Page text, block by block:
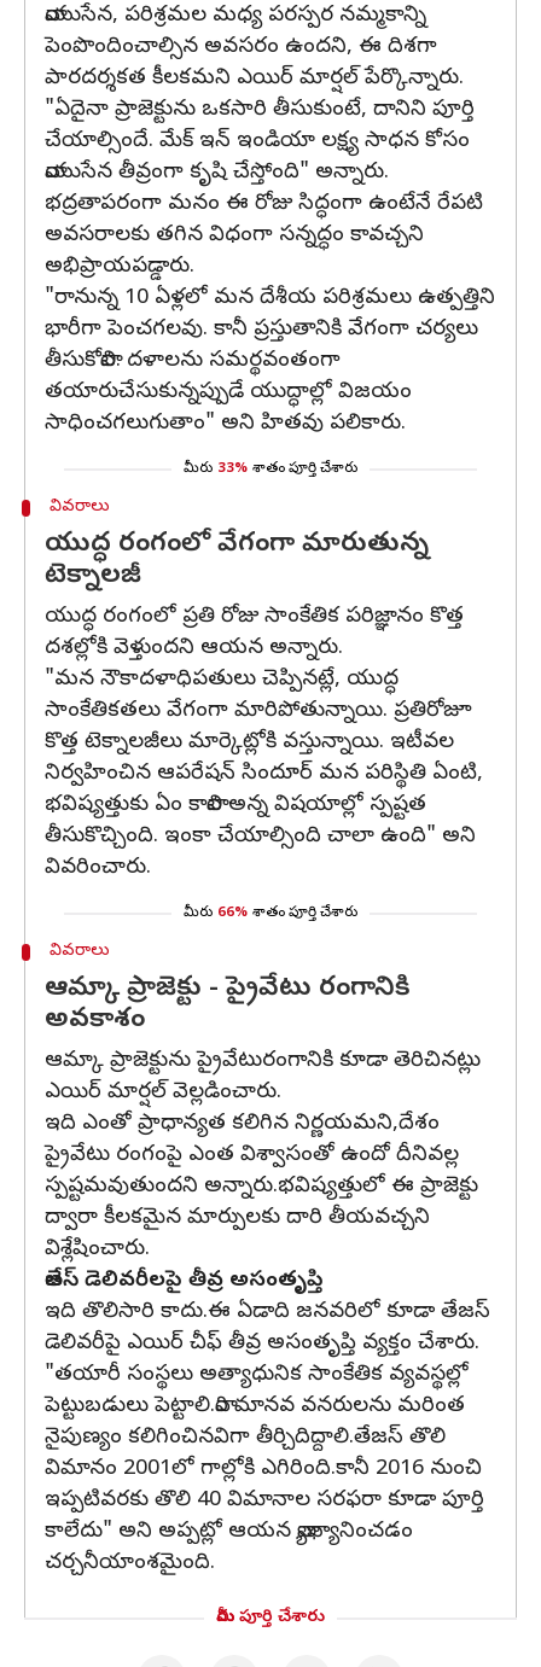
వాయుసేన, పరిశ్రమల మధ్య పరస్పర నమ్మకాన్ని
పెంపొందించాల్సిన అవసరం ఉందని, ఈ దిశగా
పారదర్శకత కీలకమని ఎయిర్‌ మార్షల్‌ పేర్కొన్నారు.
"ఏదైనా ప్రాజెక్టును ఒకసారి తీసుకుంటే, దానిని పూర్తి
చేయాల్సిందే. మేక్ ఇన్ ఇండియా లక్ష్య సాధన కోసం
వాయుసేన తీవ్రంగా కృషి చేస్తోంది" అన్నారు.
భద్రతాపరంగా మనం ఈ రోజు సిద్ధంగా ఉంటేనే రేపటి
అవసరాలకు తగిన విధంగా సన్నద్ధం కావచ్చని
అభిప్రాయపడ్డారు.
"రానున్న 10 ఏళ్లలో మన దేశీయ పరిశ్రమలు ఉత్పత్తిని
భారీగా పెంచగలవు. కానీ ప్రస్తుతానికి వేగంగా చర్యలు
తీసుకోవాలి. దళాలను సమర్థవంతంగా
తయారుచేసుకున్నప్పుడే యుద్ధాల్లో విజయం
సాధించగలుగుతాం" అని హితవు పలికారు.
మీరు 33% శాతం పూర్తి చేశారు
వివరాలు
యుద్ధ రంగంలో వేగంగా మారుతున్న
టెక్నాలజీ
యుద్ధ రంగంలో ప్రతి రోజు సాంకేతిక పరిజ్ఞానం కొత్త
దశల్లోకి వెళ్తుందని ఆయన అన్నారు.
"మన నౌకాదళాధిపతులు చెప్పినట్లే, యుద్ధ
సాంకేతికతలు వేగంగా మారిపోతున్నాయి. ప్రతిరోజూ
కొత్త టెక్నాలజీలు మార్కెట్లోకి వస్తున్నాయి. ఇటీవల
నిర్వహించిన ఆపరేషన్‌ సిందూర్‌ మన పరిస్థితి ఏంటి,
భవిష్యత్తుకు ఏం కావాలి అన్న విషయాల్లో స్పష్టత
తీసుకొచ్చింది. ఇంకా చేయాల్సింది చాలా ఉంది" అని
వివరించారు.
మీరు 66% శాతం పూర్తి చేశారు
వివరాలు
ఆమ్కా ప్రాజెక్టు - ప్రైవేటు రంగానికి
అవకాశం
ఆమ్కా ప్రాజెక్టును ప్రైవేటురంగానికి కూడా తెరిచినట్లు
ఎయిర్‌ మార్షల్‌ వెల్లడించారు.
ఇది ఎంతో ప్రాధాన్యత కలిగిన నిర్ణయమని,దేశం
ప్రైవేటు రంగంపై ఎంత విశ్వాసంతో ఉందో దీనివల్ల
స్పష్టమవుతుందని అన్నారు.భవిష్యత్తులో ఈ ప్రాజెక్టు
ద్వారా కీలకమైన మార్పులకు దారి తీయవచ్చని
విశ్లేషించారు.
తేజస్‌ డెలివరీలపై తీవ్ర అసంతృప్తి
ఇది తొలిసారి కాదు.ఈ ఏడాది జనవరిలో కూడా తేజస్‌
డెలివరీపై ఎయిర్‌ చీఫ్‌ తీవ్ర అసంతృప్తి వ్యక్తం చేశారు.
"తయారీ సంస్థలు అత్యాధునిక సాంకేతిక వ్యవస్థల్లో
పెట్టుబడులు పెట్టాలి.వారి మానవ వనరులను మరింత
నైపుణ్యం కలిగించినవిగా తీర్చిదిద్దాలి.తేజస్‌ తొలి
విమానం 2001లో గాల్లోకి ఎగిరింది.కానీ 2016 నుంచి
ఇప్పటివరకు తొలి 40 విమానాల సరఫరా కూడా పూర్తి
కాలేదు" అని అప్పట్లో ఆయన వ్యాఖ్యానించడం
చర్చనీయాంశమైంది.
మీరు పూర్తి చేశారు